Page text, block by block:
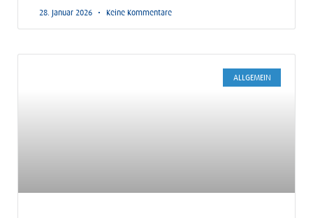
28. Januar 2026 Keine Kommentare
ALLGEMEIN